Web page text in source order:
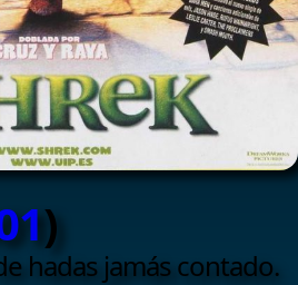
)
hadas jamás contado.